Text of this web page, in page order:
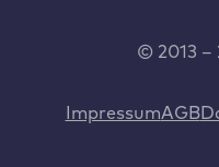
© 2013 –
ImpressumAGB